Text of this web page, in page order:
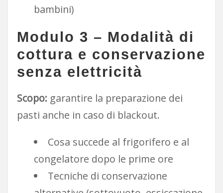
bambini)
Modulo 3 – Modalità di
cottura e conservazione
senza elettricità
Scopo: garantire la preparazione dei
pasti anche in caso di blackout.
Cosa succede al frigorifero e al
congelatore dopo le prime ore
Tecniche di conservazione